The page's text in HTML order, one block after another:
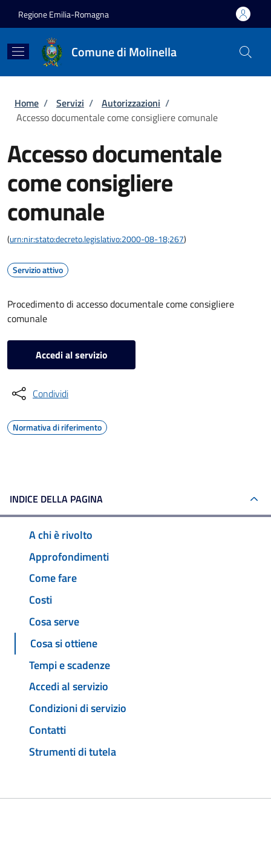
Regione Emilia-Romagna
Comune di Molinella
Briciole di pane
Home / Servizi / Autorizzazioni /
Accesso documentale come consigliere comunale
Accesso documentale
come consigliere
comunale
(urn:nir:stato:decreto.legislativo:2000-08-18;267)
Servizio attivo
Procedimento di accesso documentale come consigliere
comunale
Accedi al servizio
Condividi
Normativa di riferimento
INDICE DELLA PAGINA
A chi è rivolto
Approfondimenti
Come fare
Costi
Cosa serve
Cosa si ottiene
Tempi e scadenze
Accedi al servizio
Condizioni di servizio
Contatti
Strumenti di tutela